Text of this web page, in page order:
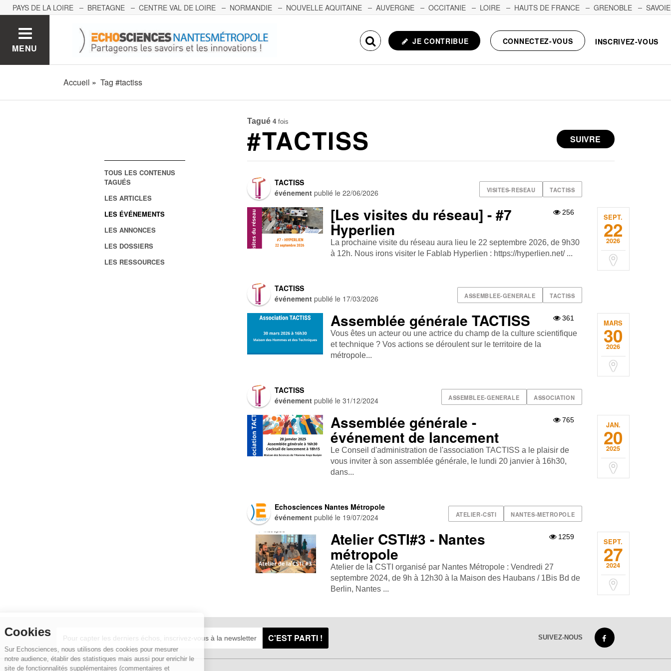
Cookies
Sur Echosciences, nous utilisons des cookies pour mesurer
notre audience, établir des statistiques mais aussi pour enrichir le
site de fonctionnalités supplémentaires (commentaires et
PAYS DE LA LOIRE BRETAGNE CENTRE VAL DE LOIRE NORMANDIE NOUVELLE AQUITAINE AUVERGNE OCCITANIE LOIRE HAUTS DE FRANCE GRENOBLE
SAVOIE
MENU
JE CONTRIBUE CONNECTEZ-VOUS INSCRIVEZ-VOUS
Accueil Tag #tactiss
TOUS LES CONTENUS
TAGUÉS
LES ARTICLES
LES ÉVÉNEMENTS
LES ANNONCES
LES DOSSIERS
LES RESSOURCES
Tagué 4fois
SUIVRE
#TACTISS
VISITES-RESEAU TACTISS
TACTISS
événement publié le22/06/2026
SEPT.
22
2026
256
[Les visites du réseau] - #7
Hyperlien
La prochaine visite du réseau aura lieu le 22 septembre 2026, de 9h30
à 12h. Nous irons visiter le Fablab Hyperlien : https://hyperlien.net/ ...
ASSEMBLEE-GENERALE TACTISS
TACTISS
événement publié le 17/03/2026
MARS
30
2026
361
Assemblée générale TACTISS
Vous êtes un acteur ou une actrice du champ de la culture scientifique
et technique ? Vos actions se déroulent sur le territoire de la
métropole...
ASSEMBLEE-GENERALE ASSOCIATION
TACTISS
événement publié le31/12/2024
JAN.
20
2025
765
Assemblée générale -
événement de lancement
Le Conseil d'administration de l'association TACTISS a le plaisir de
vous inviter à son assemblée générale, le lundi 20 janvier à 16h30,
dans...
ATELIER-CSTI NANTES-METROPOLE
Echosciences Nantes Métropole
événement publié le 19/07/2024
SEPT.
27
2024
1259
Atelier CSTI#3 - Nantes
métropole
Atelier de la CSTI organisé par Nantes Métropole : Vendredi 27
septembre 2024, de 9h à 12h30 à la Maison des Haubans / 1Bis Bd de
Berlin, Nantes ...
C'EST PARTI ! SUIVEZ-NOUS